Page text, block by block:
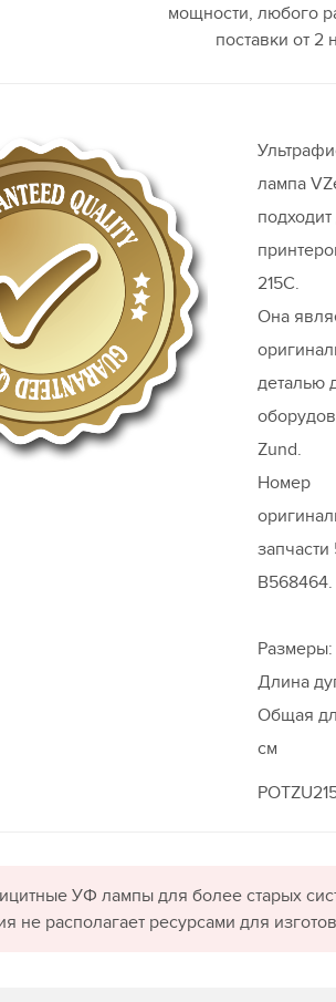
мощности, любого
поставки от 2
лампа
215C.
Она
деталью
Zund.
Номер
B568464.
Размеры:
Длина
Общая
см
УФ лампы для более старых
не располагает ресурсами для